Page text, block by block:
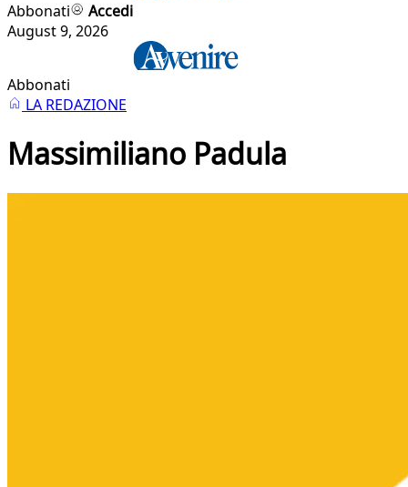
Abbonati
Accedi
August 9, 2026
Abbonati
LA REDAZIONE
Massimiliano Padula